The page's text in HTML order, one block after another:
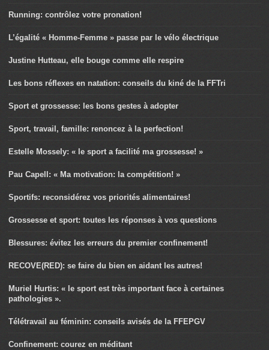
Running: contrôlez votre pronation!
L’égalité « Homme-Femme » passe par le vélo électrique
Justine Hutteau, elle bouge comme elle respire
Les bons réflexes en natation: conseils du kiné de la FFTri
Sport et grossesse: les bons gestes à adopter
Sport, travail, famille: renoncez à la perfection!
Estelle Mossely: « le sport a facilité ma grossesse! »
Pau Capell: « Ma motivation: la compétition! »
Sportifs: reconsidérez vos priorités alimentaires!
Grossesse et sport: toutes les réponses à vos questions
Blessures: évitez les erreurs du premier confinement!
RECOVE(RED): se faire du bien en aidant les autres!
Muriel Hurtis: « le sport est très important face à certaines
pathologies ».
Télétravail au féminin: conseils avisés de la FFEPGV
Confinement: courez en méditant